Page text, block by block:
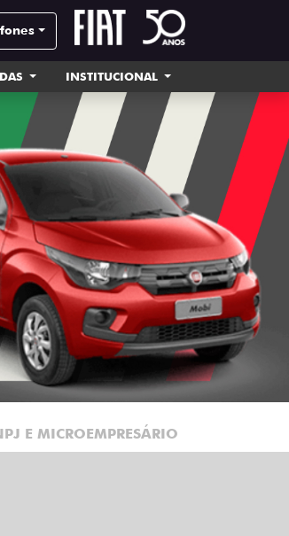
INSTITUCIONAL
E MICROEMPRESÁRIO